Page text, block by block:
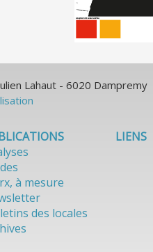
Lahaut - 6020 Dampremy
à mesure
des locales
LIENS